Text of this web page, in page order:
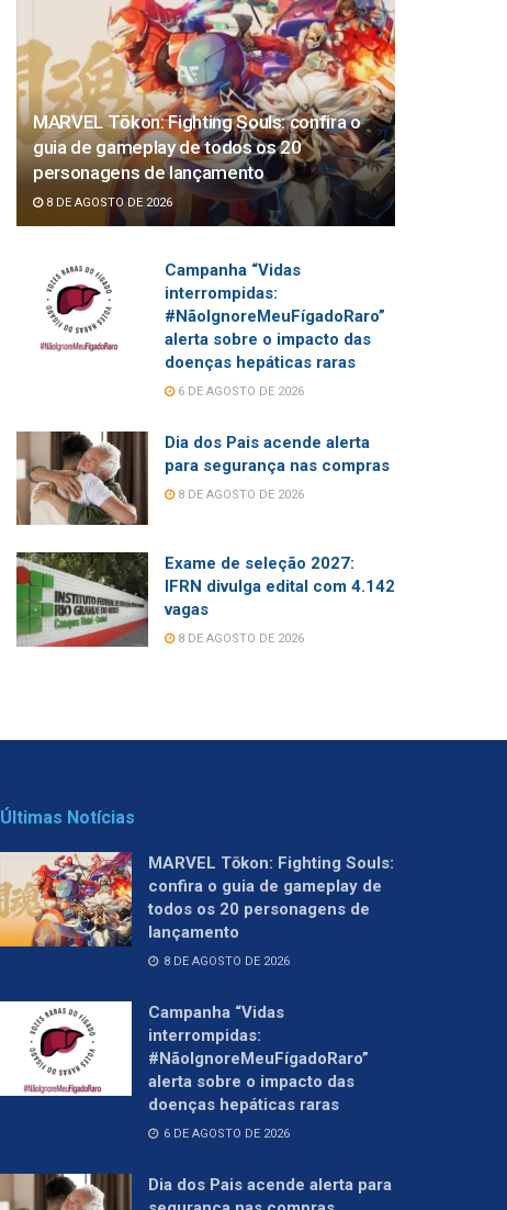
MARVEL Tōkon: Fighting Souls: confira o
guia de gameplay de todos os 20
personagens de lançamento
8 DE AGOSTO DE 2026
Campanha “Vidas
interrompidas:
#NãoIgnoreMeuFígadoRaro”
alerta sobre o impacto das
doenças hepáticas raras
6 DE AGOSTO DE 2026
Dia dos Pais acende alerta
para segurança nas compras
8 DE AGOSTO DE 2026
Exame de seleção 2027:
IFRN divulga edital com 4.142
vagas
8 DE AGOSTO DE 2026
Últimas Notícias
MARVEL Tōkon: Fighting Souls:
confira o guia de gameplay de
todos os 20 personagens de
lançamento
8 DE AGOSTO DE 2026
Campanha “Vidas
interrompidas:
#NãoIgnoreMeuFígadoRaro”
alerta sobre o impacto das
doenças hepáticas raras
6 DE AGOSTO DE 2026
Dia dos Pais acende alerta para